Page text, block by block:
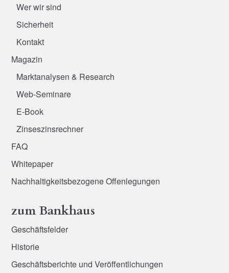
Wer wir sind
Sicherheit
Kontakt
Magazin
Marktanalysen & Research
Web-Seminare
E-Book
Zinseszinsrechner
FAQ
Whitepaper
Nachhaltigkeitsbezogene Offenlegungen
zum Bankhaus
Geschäftsfelder
Historie
Geschäftsberichte und Veröffentlichungen